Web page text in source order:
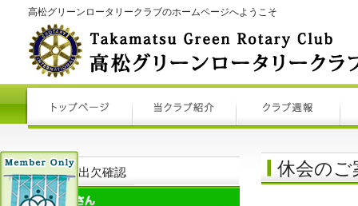
高松グリーンロータリークラブのホームページへようこそ
休会のご
例会出欠確認